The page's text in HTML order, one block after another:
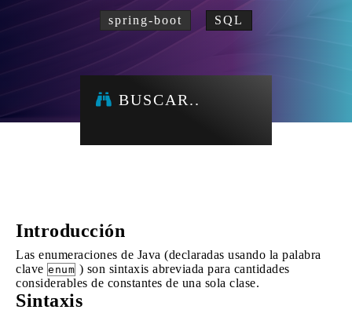
spring-boot SQL
BUSCAR..
Introducción
Las enumeraciones de Java (declaradas usando la palabra
clave enum ) son sintaxis abreviada para cantidades
considerables de constantes de una sola clase.
Sintaxis